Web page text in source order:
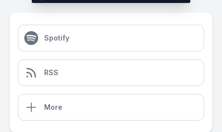
Spotify
RSS
More